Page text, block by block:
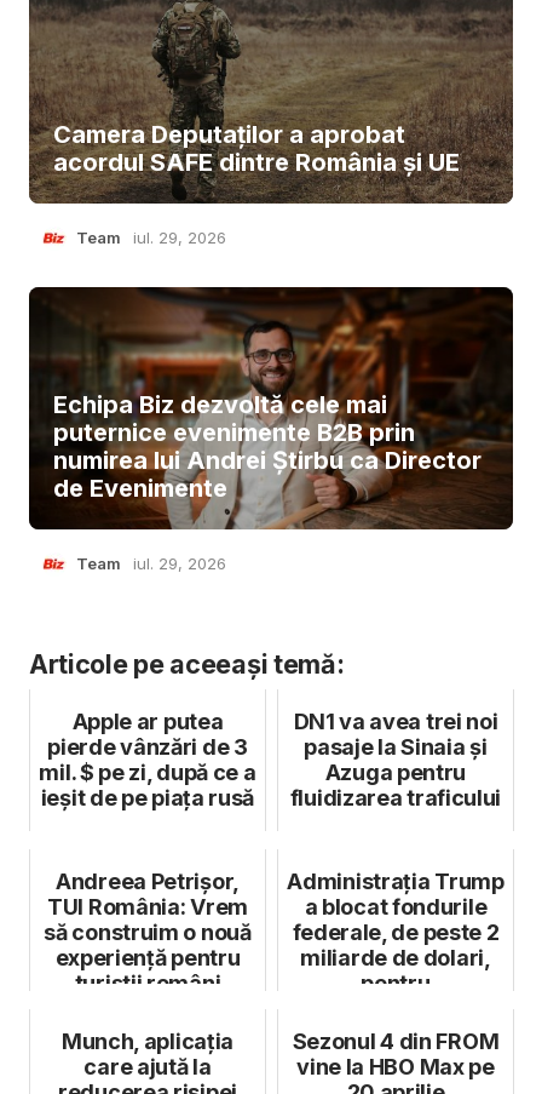
Camera Deputaților a aprobat
acordul SAFE dintre România și UE
Team iul. 29, 2026
Echipa Biz dezvoltă cele mai
puternice evenimente B2B prin
numirea lui Andrei Știrbu ca Director
de Evenimente
Team iul. 29, 2026
Articole pe aceeași temă:
Apple ar putea
pierde vânzări de 3
mil. $ pe zi, după ce a
ieșit de pe piața rusă
DN1 va avea trei noi
pasaje la Sinaia și
Azuga pentru
fluidizarea traficului
Andreea Petrișor,
TUI România: Vrem
să construim o nouă
experiență pentru
turiștii români
Administrația Trump
a blocat fondurile
federale, de peste 2
miliarde de dolari,
pentru
Munch, aplicația
care ajută la
Sezonul 4 din FROM
vine la HBO Max pe